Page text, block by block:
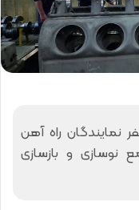
نمایندگان راه آهن
نوسازی و بازسازی